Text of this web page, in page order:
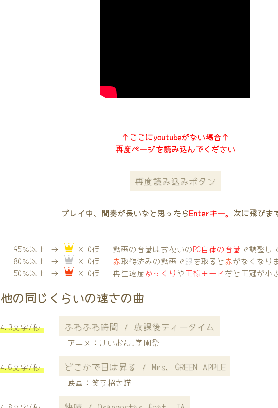
↑ここにyoutubeがない場合↑
再度ページを読み込んでください
再度読み込みボタン
プレイ中、間奏が長いなと思ったらEnterキー。 次に飛びま
95％以上 →
× 0個
80％以上 →
× 0個
50％以上 →
× 0個
動画の音量はお使いのPC自体の音量で調整し
赤取得済みの動画で銀を取ると赤がなくなり
再生速度ゆっくりや王様モード だと王冠が小
他の同じくらいの速さの曲
4.3文字/秒 ふわふわ時間 / 放課後ティータイム
アニメ：けいおん!学園祭
4.6文字/秒 どこかで日は昇る / Mrs. GREEN APPLE
映画：笑う招き猫